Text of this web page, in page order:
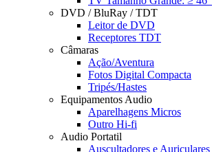
DVD / BluRay / TDT
Leitor de DVD
Receptores TDT
Câmaras
Ação/Aventura
Fotos Digital Compacta
Tripés/Hastes
Equipamentos Audio
Aparelhagens Micros
Outro Hi-fi
Audio Portatil
Auscultadores e Auriculares